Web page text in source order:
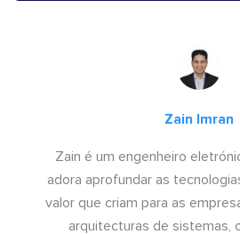
Zain Imran
Zain é um engenheiro
adora aprofundar as
valor que criam para as
arquitecturas de sistemas,